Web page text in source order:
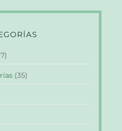
(35)